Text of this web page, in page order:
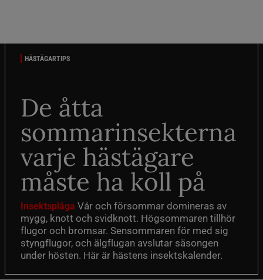
HÄSTÄGARTIPS
De åtta
sommarinsekterna
varje hästägare
måste ha koll på
Insektsplåga Vår och försommar domineras av
mygg, knott och svidknott. Högsommaren tillhör
flugor och bromsar. Sensommaren för med sig
styngflugor, och älgflugan avslutar säsongen
under hösten. Här är hästens insektskalender.